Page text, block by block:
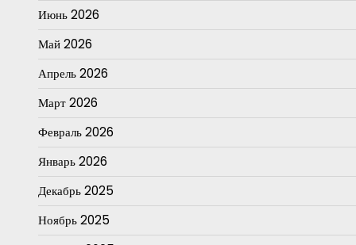
Июнь 2026
Май 2026
Апрель 2026
Март 2026
Февраль 2026
Январь 2026
Декабрь 2025
Ноябрь 2025